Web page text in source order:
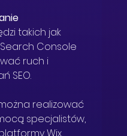
takich jak
Console
ruch i
SEO.
realizować
specjalistów,